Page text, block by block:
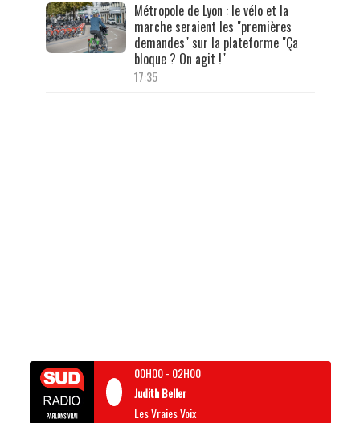
Métropole de Lyon : le vélo et la
marche seraient les "premières
demandes" sur la plateforme "Ça
bloque ? On agit !"
17:35
00H00- 02H00
Judith Beller
Les Vraies Voix